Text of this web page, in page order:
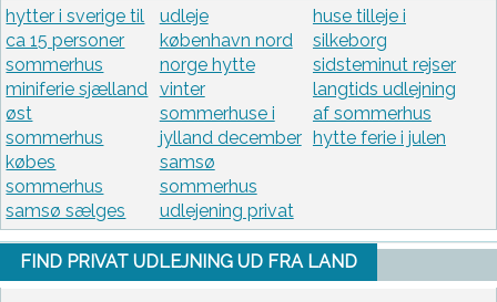
hytter i sverige til
ca 15 personer
sommerhus
miniferie sjælland
øst
sommerhus
købes
sommerhus
samsø sælges
udleje
københavn nord
norge hytte
vinter
sommerhuse i
jylland december
samsø
sommerhus
udlejening privat
huse tilleje i
silkeborg
sidsteminut rejser
langtids udlejning
af sommerhus
hytte ferie i julen
FIND PRIVAT UDLEJNING UD FRA LAND